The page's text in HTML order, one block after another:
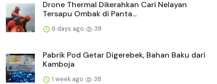
Drone Thermal Dikerahkan Cari Nelayan
Tersapu Ombak di Panta...
6 days ago 38
Pabrik Pod Getar Digerebek, Bahan Baku dari
Kamboja
1 week ago 38